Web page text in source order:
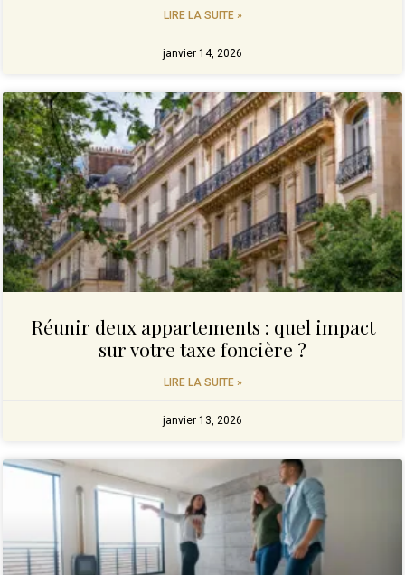
LIRE LA SUITE »
janvier 14, 2026
Réunir deux appartements : quel impact
sur votre taxe foncière ?
LIRE LA SUITE »
janvier 13, 2026